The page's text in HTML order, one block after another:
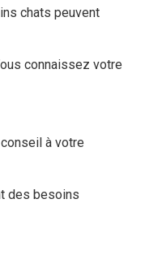
chats peuvent
connaissez votre
à votre
des besoins